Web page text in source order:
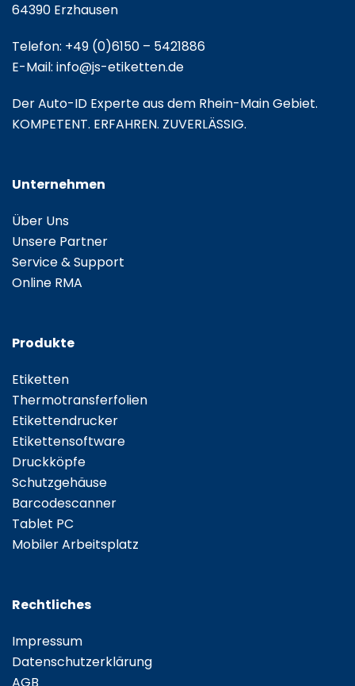
64390 Erzhausen
Telefon: +49 (0)6150 – 5421886
E-Mail: info@js-etiketten.de
Der Auto-ID Experte aus dem Rhein-Main Gebiet.
KOMPETENT. ERFAHREN. ZUVERLÄSSIG.
Unternehmen
Über Uns
Unsere Partner
Service & Support
Online RMA
Produkte
Etiketten
Thermotransferfolien
Etikettendrucker
Etikettensoftware
Druckköpfe
Schutzgehäuse
Barcodescanner
Tablet PC
Mobiler Arbeitsplatz
Rechtliches
Impressum
Datenschutzerklärung